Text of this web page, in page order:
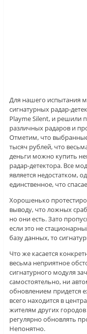
Для нашего испытания
сигнатурных радар-
Playme Silent, и решили
различных радаров и
Отметим, что
тысяч рублей, что
деньги можно купить
радар-детектора. Все
является недостатком,
единственное, что
Хорошенько
выводу, что ложных
но они есть. Зато
если это не
базу данных, то
Что же касается
весьма неприятное
сигнатурного модуля
самостоятельно, ни
обновлением придется
всего находится в
жителям других
регулярно обновлять
Непонятно.